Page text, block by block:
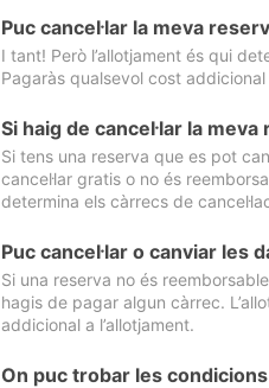
Puc cancel·lar la meva
I tant! Però l’allotjament és qui
Pagaràs qualsevol cost addicional
Si haig de cancel·lar la
Si tens una reserva que es pot
cancel·lar gratis o no és
determina els càrrecs de
Puc cancel·lar o canviar les
Si una reserva no és
hagis de pagar algun càrrec.
addicional a l’allotjament.
On puc trobar les condicions